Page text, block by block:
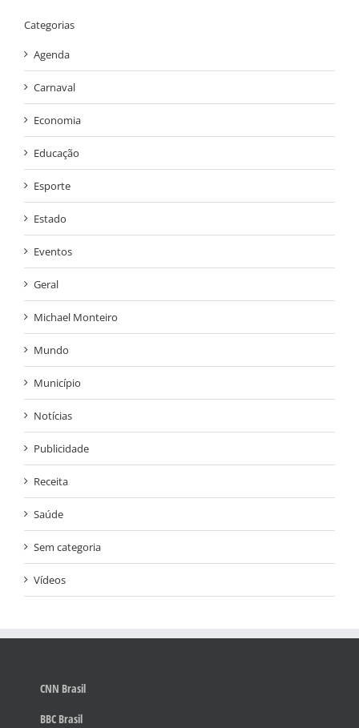
Categorias
Agenda
Carnaval
Economia
Educação
Esporte
Estado
Eventos
Geral
Michael Monteiro
Mundo
Município
Notícias
Publicidade
Receita
Saúde
Sem categoria
Vídeos
CNN Brasil
BBC Brasil